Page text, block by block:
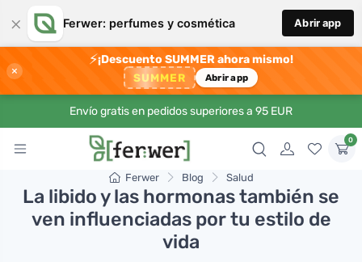
× Ferwer: perfumes y cosmética Abrir app
×
⚡¡Descuento SUMMER ahora mismo!
SUMMER Abrir app
Envío gratis en pedidos superiores a 95 EUR
0
Ferwer Blog Salud
La libido y las hormonas también se
ven influenciadas por tu estilo de
vida